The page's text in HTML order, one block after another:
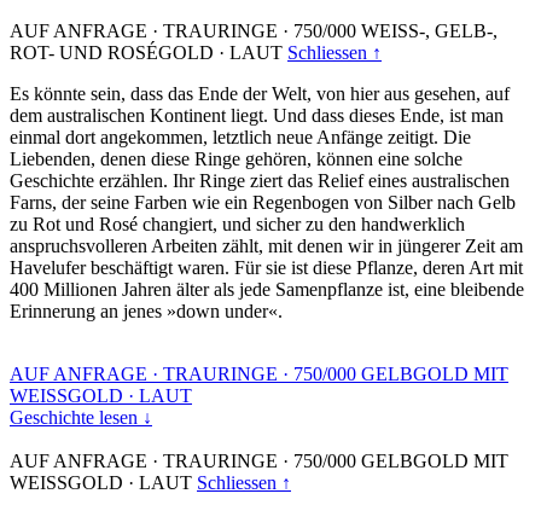
AUF ANFRAGE · TRAURINGE · 750/000 WEISS-, GELB-,
ROT- UND ROSÉGOLD · LAUT Schliessen ↑
Es könnte sein, dass das Ende der Welt, von hier aus gesehen, auf
dem australischen Kontinent liegt. Und dass dieses Ende, ist man
einmal dort angekommen, letztlich neue Anfänge zeitigt. Die
Liebenden, denen diese Ringe gehören, können eine solche
Geschichte erzählen. Ihr Ringe ziert das Relief eines australischen
Farns, der seine Farben wie ein Regenbogen von Silber nach Gelb
zu Rot und Rosé changiert, und sicher zu den handwerklich
anspruchsvolleren Arbeiten zählt, mit denen wir in jüngerer Zeit am
Havelufer beschäftigt waren. Für sie ist diese Pflanze, deren Art mit
400 Millionen Jahren älter als jede Samenpflanze ist, eine bleibende
Erinnerung an jenes »down under«.
AUF ANFRAGE · TRAURINGE · 750/000 GELBGOLD MIT
WEISSGOLD · LAUT
Geschichte lesen ↓
AUF ANFRAGE · TRAURINGE · 750/000 GELBGOLD MIT
WEISSGOLD · LAUT Schliessen ↑